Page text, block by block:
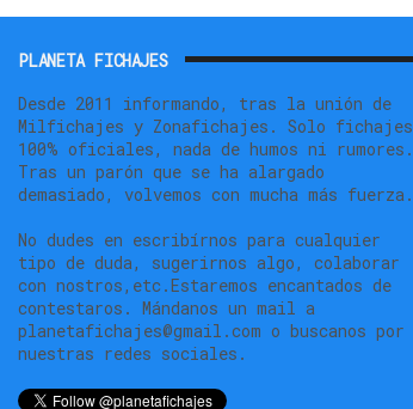
PLANETA FICHAJES
Desde 2011 informando, tras la unión de
Milfichajes y Zonafichajes. Solo fichajes
100% oficiales, nada de humos ni rumores.
Tras un parón que se ha alargado
demasiado, volvemos con mucha más fuerza.
No dudes en escribírnos para cualquier
tipo de duda, sugerirnos algo, colaborar
con nostros,etc.Estaremos encantados de
contestaros. Mándanos un mail a
planetafichajes@gmail.com o buscanos por
nuestras redes sociales.